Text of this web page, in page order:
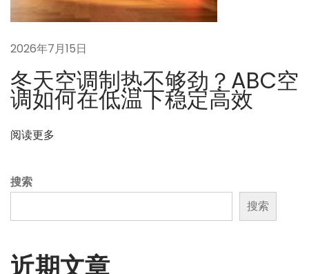
人
定
制
舒
适
境
2026年7月15日
冬天空调制热不够劲？ABC空
调如何在低温下稳定高效
阅读更多
搜索
搜索
近期文章